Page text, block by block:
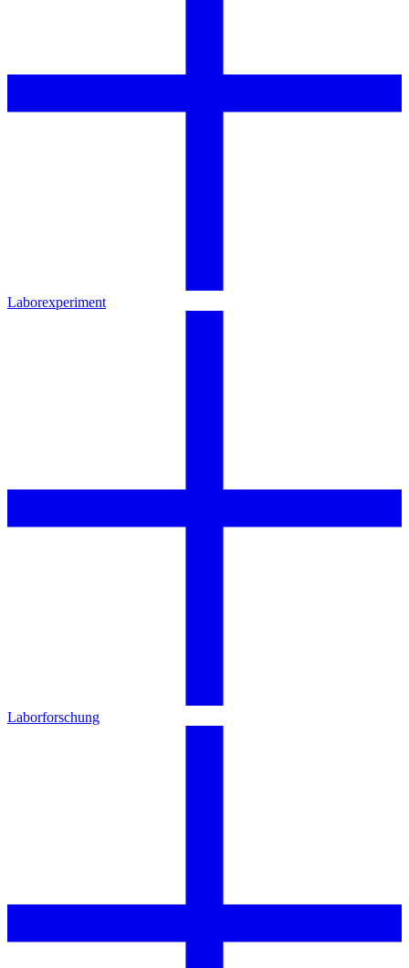
Laborexperiment
Laborforschung